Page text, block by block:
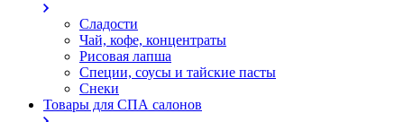
Сладости
Чай, кофе, концентраты
Рисовая лапша
Специи, соусы и тайские пасты
Снеки
Товары для СПА салонов